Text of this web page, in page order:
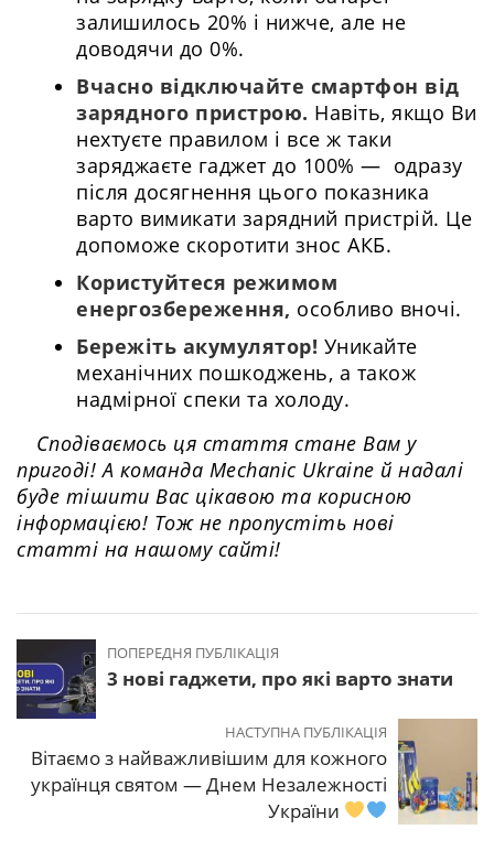
залишилось 20% і нижче, але не
доводячи до 0%.
Вчасно відключайте смартфон від
зарядного пристрою. Навіть, якщо Ви
нехтуєте правилом і все ж таки
заряджаєте гаджет до 100% — одразу
після досягнення цього показника
варто вимикати зарядний пристрій. Це
допоможе скоротити знос АКБ.
Користуйтеся режимом
енергозбереження, особливо вночі.
Бережіть акумулятор! Уникайте
механічних пошкоджень, а також
надмірної спеки та холоду.
Сподіваємось ця стаття стане Вам у
пригоді! А команда Mechanic Ukraine й надалі
буде тішити Вас цікавою та корисною
інформацією! Тож не пропустіть нові
статті на нашому сайті!
ПОПЕРЕДНЯ ПУБЛІКАЦІЯ
3 нові гаджети, про які варто знати
НАСТУПНА ПУБЛІКАЦІЯ
Вітаємо з найважливішим для кожного
українця святом — Днем Незалежності
України